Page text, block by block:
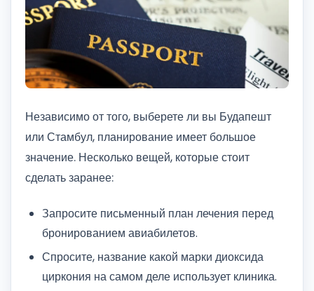
Независимо от того, выберете ли вы Будапешт
или Стамбул, планирование имеет большое
значение. Несколько вещей, которые стоит
сделать заранее:
Запросите письменный план лечения перед
бронированием авиабилетов.
Спросите, название какой марки диоксида
циркония на самом деле использует клиника.